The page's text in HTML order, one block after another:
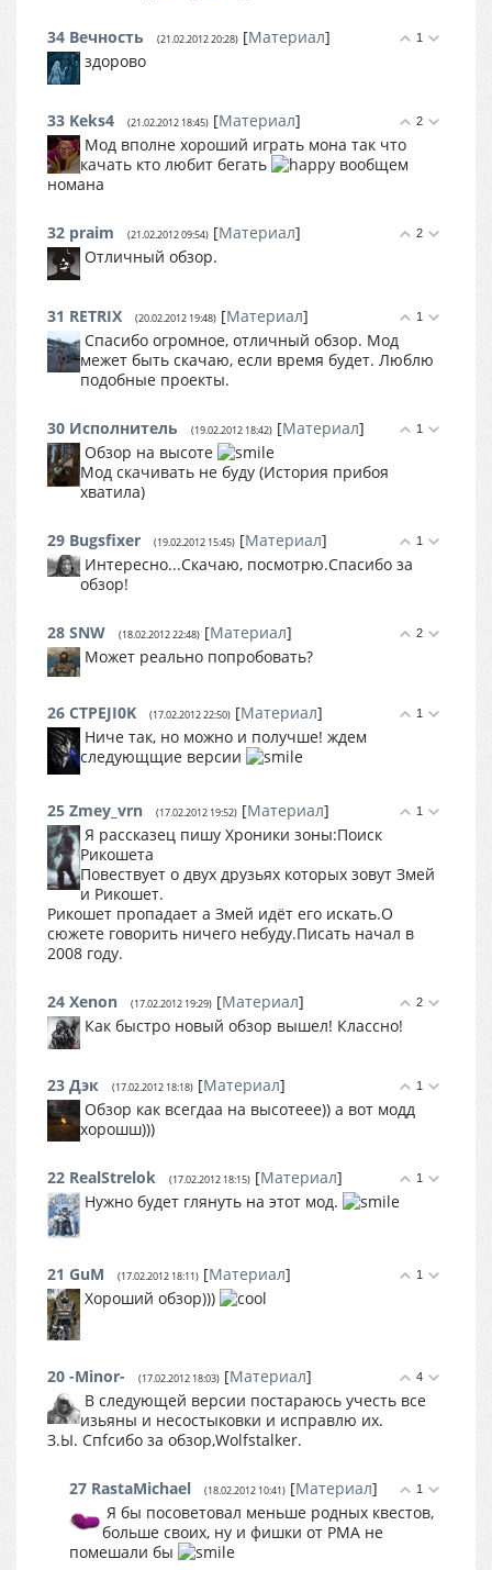
1
34 Вечность (21.02.2012 20:28) [Материал]
здорово
2
33 Keks4 (21.02.2012 18:45) [Материал]
Мод вполне хороший играть мона так что
качать кто любит бегать
вообщем
номана
2
32 praim (21.02.2012 09:54) [Материал]
Отличный обзор.
1
31 RETRIX (20.02.2012 19:48) [Материал]
Спасибо огромное, отличный обзор. Мод
межет быть скачаю, если время будет. Люблю
подобные проекты.
1
30 Исполнитель (19.02.2012 18:42) [Материал]
Обзор на высоте
Мод скачивать не буду (История прибоя
хватила)
1
29 Bugsfixer (19.02.2012 15:45) [Материал]
Интересно...Скачаю, посмотрю.Спасибо за
обзор!
2
28 SNW (18.02.2012 22:48) [Материал]
Может реально попробовать?
1
26 CTPEJI0K (17.02.2012 22:50) [Материал]
Ниче так, но можно и получше! ждем
следующщие версии
1
25 Zmey_vrn (17.02.2012 19:52) [Материал]
Я рассказец пишу Хроники зоны:Поиск
Рикошета
Повествует о двух друзьях которых зовут Змей
и Рикошет.
Рикошет пропадает а Змей идёт его искать.О
сюжете говорить ничего небуду.Писать начал в
2008 году.
2
24 Xenon (17.02.2012 19:29) [Материал]
Как быстро новый обзор вышел! Классно!
1
23 Дэк (17.02.2012 18:18) [Материал]
Обзор как всегдаа на высотеее)) а вот модд
хорошш)))
1
22 RealStrelok (17.02.2012 18:15) [Материал]
Нужно будет глянуть на этот мод.
1
21 GuM (17.02.2012 18:11) [Материал]
Хороший обзор)))
4
20 -Minor- (17.02.2012 18:03) [Материал]
В следующей версии постараюсь учесть все
изьяны и несостыковки и исправлю их.
З.Ы. Спfсибо за обзор,Wolfstalker.
1
27 RastaMichael (18.02.2012 10:41) [Материал]
Я бы посоветовал меньше родных квестов,
больше своих, ну и фишки от РМА не
помешали бы